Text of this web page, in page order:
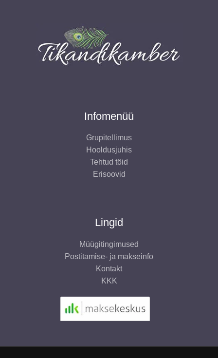
Infomenüü
Grupitellimus
Hooldusjuhis
Tehtud töid
Erisoovid
Lingid
Müügitingimused
Postitamise- ja makseinfo
Kontakt
KKK